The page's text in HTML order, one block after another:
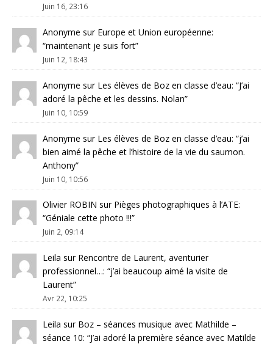
Juin 16, 23:16
Anonyme sur Europe et Union européenne:
“maintenant je suis fort”
Juin 12, 18:43
Anonyme sur Les élèves de Boz en classe d’eau: “J’ai
adoré la pêche et les dessins. Nolan”
Juin 10, 10:59
Anonyme sur Les élèves de Boz en classe d’eau: “j’ai
bien aimé la pêche et l’histoire de la vie du saumon.
Anthony”
Juin 10, 10:56
Olivier ROBIN sur Pièges photographiques à l’ATE:
“Géniale cette photo !!!”
Juin 2, 09:14
Leila sur Rencontre de Laurent, aventurier
professionnel…: “j’ai beaucoup aimé la visite de
Laurent”
Avr 22, 10:25
Leila sur Boz – séances musique avec Mathilde –
séance 10: “J’ai adoré la première séance avec Matilde